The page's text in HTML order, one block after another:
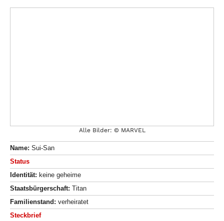
Alle Bilder: © MARVEL
Name: Sui-San
Status
Identität: keine geheime
Staatsbürgerschaft: Titan
Familienstand: verheiratet
Steckbrief